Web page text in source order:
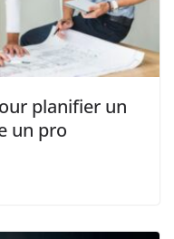
planifier un
un pro